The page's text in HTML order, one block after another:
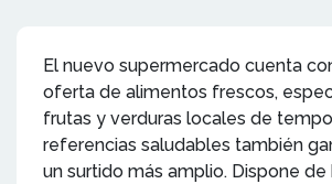
El nuevo supermercado cuenta
oferta de alimentos frescos,
frutas y verduras locales de
referencias saludables también
un surtido más amplio. Dispone de